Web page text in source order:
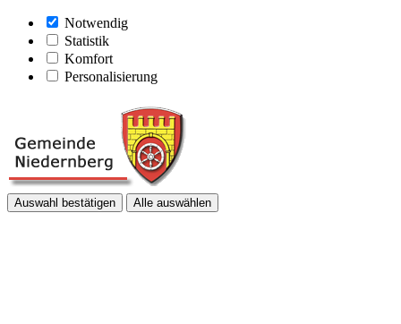
Notwendig
Statistik
Komfort
Personalisierung
Auswahl bestätigen Alle auswählen